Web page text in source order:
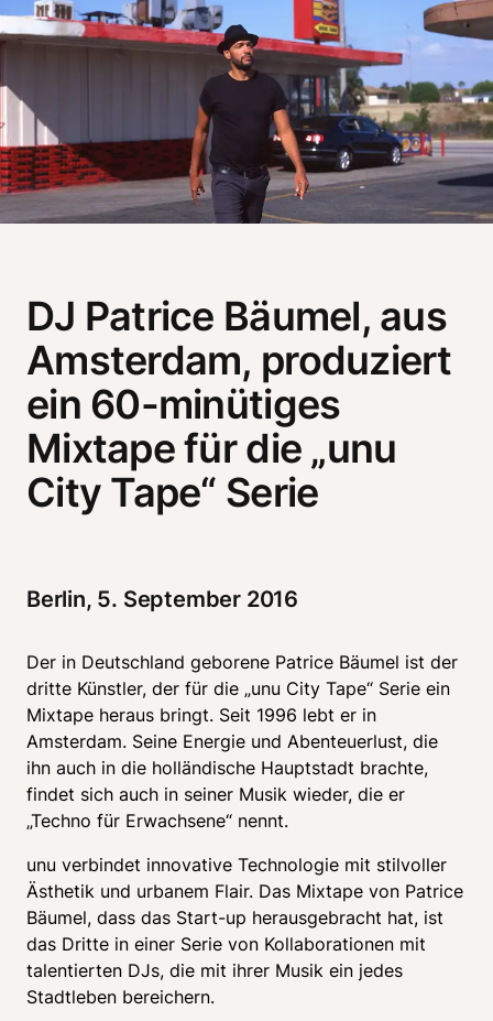
DJ Patrice Bäumel, aus
Amsterdam, produziert
ein 60-minütiges
Mixtape für die „unu
City Tape“ Serie
Berlin, 5. September 2016
Der in Deutschland geborene Patrice Bäumel ist der
dritte Künstler, der für die „unu City Tape“ Serie ein
Mixtape heraus bringt. Seit 1996 lebt er in
Amsterdam. Seine Energie und Abenteuerlust, die
ihn auch in die holländische Hauptstadt brachte,
findet sich auch in seiner Musik wieder, die er
„Techno für Erwachsene“ nennt.
unu verbindet innovative Technologie mit stilvoller
Ästhetik und urbanem Flair. Das Mixtape von Patrice
Bäumel, dass das Start-up herausgebracht hat, ist
das Dritte in einer Serie von Kollaborationen mit
talentierten DJs, die mit ihrer Musik ein jedes
Stadtleben bereichern.